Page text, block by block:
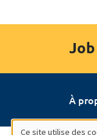
À
Ce site utilise des